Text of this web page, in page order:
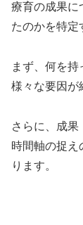
療育の成果に
たのかを特定
まず、何を
様々な要因が
さらに、成
時間軸の捉え
ります。